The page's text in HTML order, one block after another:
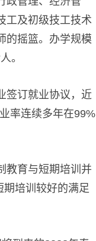
工及初级技工技术
的摇篮。办学规模
。
签订就业协议，近
率连续多年在99%
教育与短期培训并
培训较好的满足